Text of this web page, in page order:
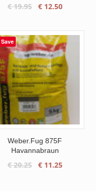
€19.95
Oorspronkelijke
€ 19.95.
€ 12.50Huidige
€ 12.50.
Save
Weber.Fug 875F
Havannabraun
€20.25
Oorspronkelijke
€ 11.25Huidige